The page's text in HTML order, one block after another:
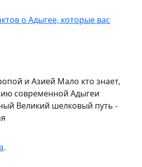
о Адыгее, которые вас
и Азией Мало кто знает,
современной Адыгеи
Великий шелковый путь -